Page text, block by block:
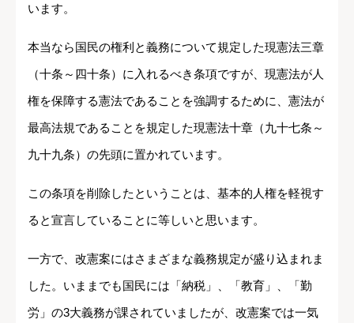
います。
本当なら国民の権利と義務について規定した現憲法三章
（十条～四十条）に入れるべき条項ですが、現憲法が人
権を保障する憲法であることを強調するために、憲法が
最高法規であることを規定した現憲法十章（九十七条～
九十九条）の先頭に置かれています。
この条項を削除したということは、基本的人権を軽視す
ると宣言していることに等しいと思います。
一方で、改憲案にはさまざまな義務規定が盛り込まれま
した。いままでも国民には「納税」、「教育」、「勤
労」の3大義務が課されていましたが、改憲案では一気